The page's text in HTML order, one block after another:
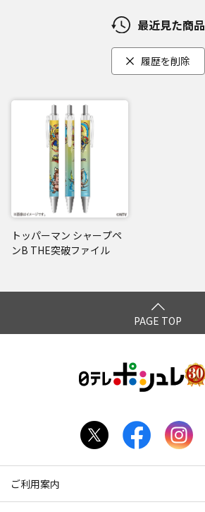
最近見た商品
履歴を削除
トッパーマン シャープペ
ンB THE突破ファイル
PAGE TOP
ご利用案内